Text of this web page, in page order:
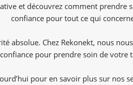
et découvrez comment prendre
confiance pour tout ce qui
absolue. Chez Rekonekt, nous
pour prendre soin de
pour en savoir plus sur nos